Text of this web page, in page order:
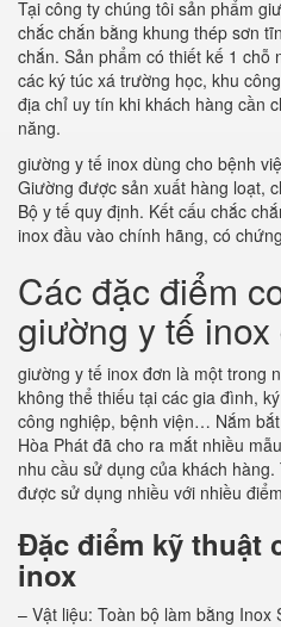
Tại công ty chúng tôi sản phẩm
chắc chắn bằng khung thép sơn
chắn. Sản phẩm có thiết kế 1
các ký túc xá trường học, khu
địa chỉ uy tín khi khách hàng cần
năng.
giường y tế inox dùng cho bệnh
Giường được sản xuất hàng loạt,
Bộ y tế quy định. Kết cấu chắc
inox đầu vào chính hãng, có
Các đặc điểm
giường y tế inox
giường y tế inox đơn là một trong
không thể thiếu tại các gia đình,
công nghiệp, bệnh viện… Nắm
Hòa Phát đã cho ra mắt nhiều
nhu cầu sử dụng của khách
được sử dụng nhiều với nhiều
Đặc điểm kỹ thuật
inox
– Vật liệu: Toàn bộ làm bằng Inox